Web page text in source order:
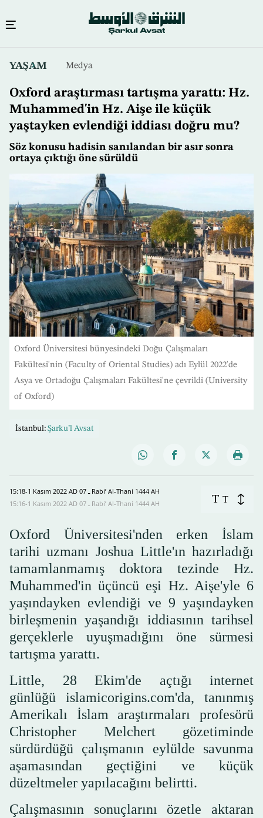
içeriğe
atla
YAŞAM Medya
Oxford araştırması tartışma yarattı: Hz.
Muhammed'in Hz. Aişe ile küçük
yaştayken evlendiği iddiası doğru mu?
Söz konusu hadisin sanılandan bir asır sonra
ortaya çıktığı öne sürüldü
Oxford Üniversitesi bünyesindeki Doğu Çalışmaları
Fakültesi'nin (Faculty of Oriental Studies) adı Eylül 2022'de
Asya ve Ortadoğu Çalışmaları Fakültesi'ne çevrildi (University
of Oxford)
İstanbul: Şarku’l Avsat
15:18-1 Kasım 2022 AD ـ 07 Rabi’ Al-Thani 1444 AH
15:16-1 Kasım 2022 AD ـ 07 Rabi’ Al-Thani 1444 AH
T T
Oxford Üniversitesi'nden erken İslam
tarihi uzmanı Joshua Little'ın hazırladığı
tamamlanmamış doktora tezinde Hz.
Muhammed'in üçüncü eşi Hz. Aişe'yle 6
yaşındayken evlendiği ve 9 yaşındayken
birleşmenin yaşandığı iddiasının tarihsel
gerçeklerle uyuşmadığını öne sürmesi
tartışma yarattı.
Little, 28 Ekim'de açtığı internet
günlüğü islamicorigins.com'da, tanınmış
Amerikalı İslam araştırmaları profesörü
Christopher Melchert gözetiminde
sürdürdüğü çalışmanın eylülde savunma
aşamasından geçtiğini ve küçük
düzeltmeler yapılacağını belirtti.
Çalışmasının sonuçlarını özetle aktaran